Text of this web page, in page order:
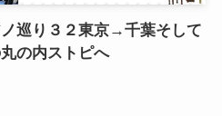
巡り３２東京→千葉そして
の内ストピへ